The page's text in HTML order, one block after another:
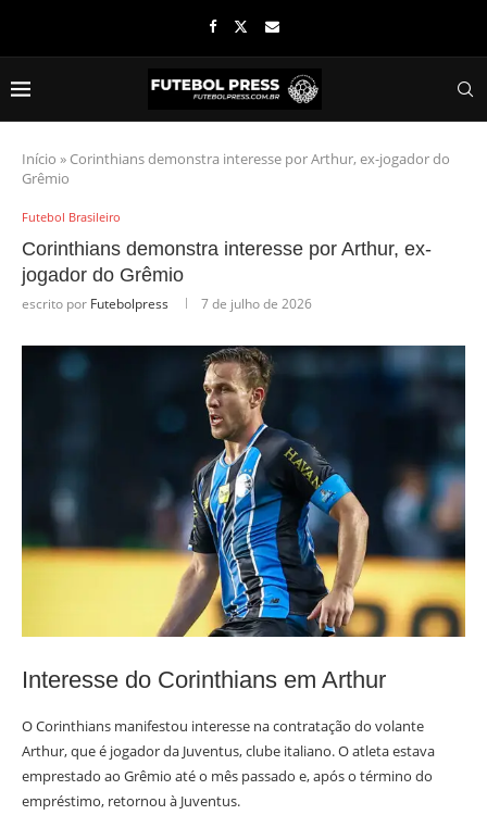
Início » Corinthians demonstra interesse por Arthur, ex-jogador do
Grêmio
Futebol Brasileiro
Corinthians demonstra interesse por Arthur, ex-
jogador do Grêmio
escrito por Futebolpress 7 de julho de 2026
Interesse do Corinthians em Arthur
O Corinthians manifestou interesse na contratação do volante
Arthur, que é jogador da Juventus, clube italiano. O atleta estava
emprestado ao Grêmio até o mês passado e, após o término do
empréstimo, retornou à Juventus.